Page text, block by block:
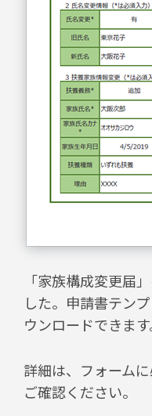
「家族構成変更届
した。申請書テン
ウンロードできます
詳細は、フォーム
ご確認ください。